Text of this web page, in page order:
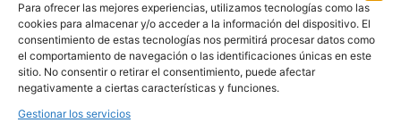
Para ofrecer las mejores experiencias, utilizamos tecnologías como las
cookies para almacenar y/o acceder a la información del dispositivo. El
consentimiento de estas tecnologías nos permitirá procesar datos como
el comportamiento de navegación o las identificaciones únicas en este
sitio. No consentir o retirar el consentimiento, puede afectar
negativamente a ciertas características y funciones.
Gestionar los servicios